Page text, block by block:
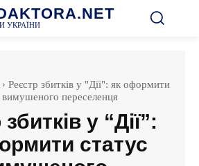
УКРАЇНИ
Реєстр збитків у "Дії": як оформити
вимушеного переселенця
у “Дії”:
статус